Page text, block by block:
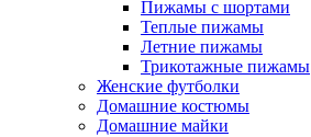
Пижамы с шортами
Теплые пижамы
Летние пижамы
Трикотажные пижамы
Женские футболки
Домашние костюмы
Домашние майки